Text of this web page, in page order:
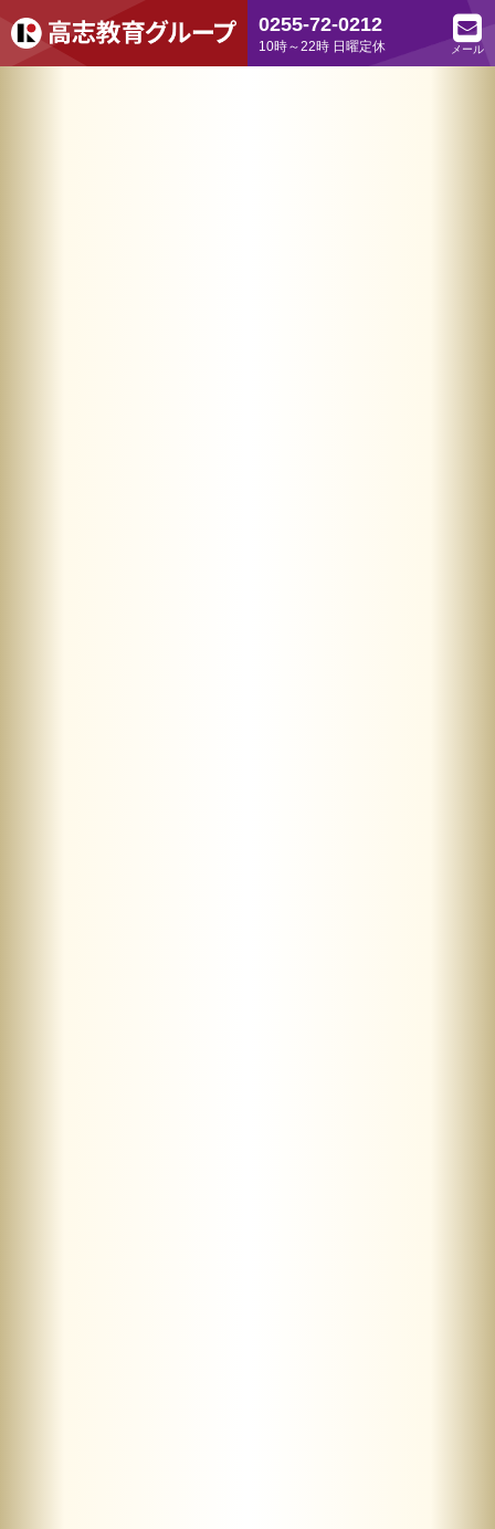
0255-72-0212
10時～22時 日曜定休 メール